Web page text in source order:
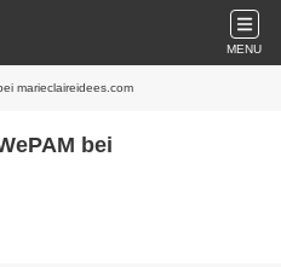
MENU
marieclaireidees.com
bei